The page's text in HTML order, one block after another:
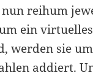
nun reihum
ein
werden sie
addiert.